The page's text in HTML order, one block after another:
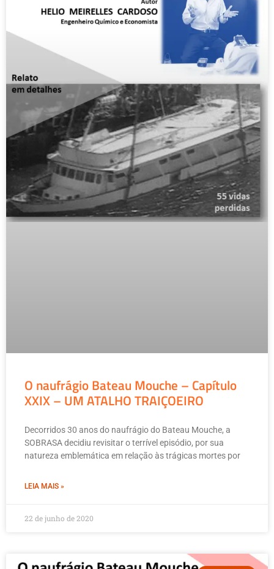
O naufrágio Bateau Mouche – Capítulo
XXIX – UM ATALHO TRAIÇOEIRO
Decorridos 30 anos do naufrágio do Bateau Mouche, a
SOBRASA decidiu revisitar o terrível episódio, por sua
natureza emblemática em relação às trágicas mortes por
LEIA MAIS »
22 de junho de 2020